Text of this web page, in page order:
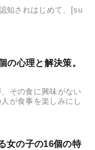
知されはじめて、[su
の心理と解決策。
その食に興味がない
が食事を楽しみにし
女の子の16個の特